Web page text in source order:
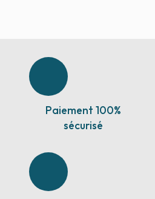
Paiement 100%
sécurisé